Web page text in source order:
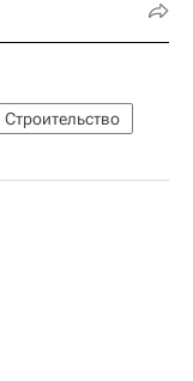
Строительство